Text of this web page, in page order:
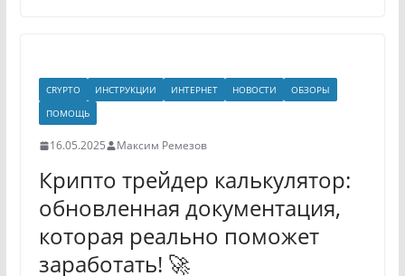
CRYPTO ИНСТРУКЦИИ ИНТЕРНЕТ НОВОСТИ
ОБЗОРЫ
ПОМОЩЬ
16.05.2025 Максим Ремезов
Крипто трейдер калькулятор:
обновленная документация,
которая реально поможет
заработать! 🚀